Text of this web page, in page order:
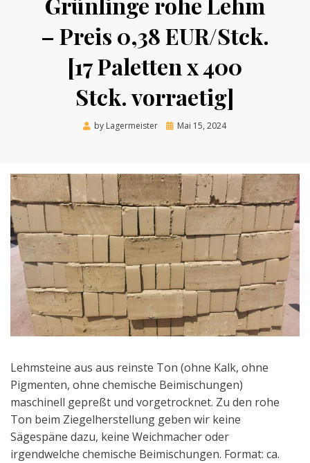
– Preis 0,38 EUR/Stck.
[17 Paletten x 400
Stck. vorraetig]
by Lagermeister
PostedMai 15, 2024
Lehmsteine aus aus reinste Ton (ohne Kalk, ohne
Pigmenten, ohne chemische Beimischungen)
maschinell gepreßt und vorgetrocknet. Zu den rohe
Ton beim Ziegelherstellung geben wir keine
Sägespäne dazu, keine Weichmacher oder
irgendwelche chemische Beimischungen. Format: ca.